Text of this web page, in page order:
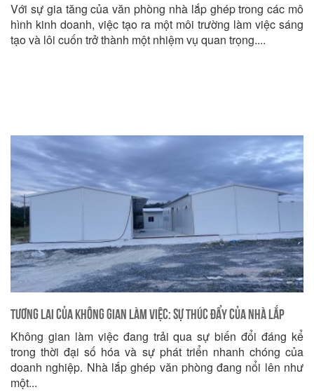
trường làm việc Lôi cuốn
Với sự gia tăng của văn phòng nhà lắp ghép trong các mô
hình kinh doanh, việc tạo ra một môi trường làm việc sáng
tạo và lôi cuốn trở thành một nhiệm vụ quan trọng....
Tương Lai của Không gian làm việc: Sự Thúc Đẩy Của Nhà Lắp
Ghép Văn Phòng
Không gian làm việc đang trải qua sự biến đổi đáng kể
trong thời đại số hóa và sự phát triển nhanh chóng của
doanh nghiệp. Nhà lắp ghép văn phòng đang nổi lên như
một...